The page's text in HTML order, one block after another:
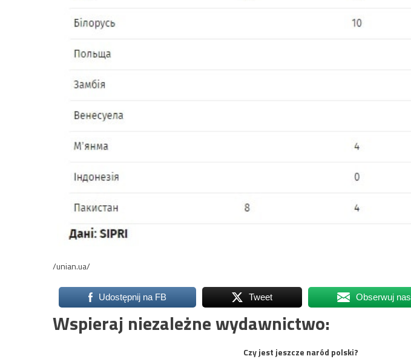
/unian.ua/
Udostępnij na FB Tweet Obserwuj nas
Wspieraj niezależne wydawnictwo:
Czy jest jeszcze naród polski?